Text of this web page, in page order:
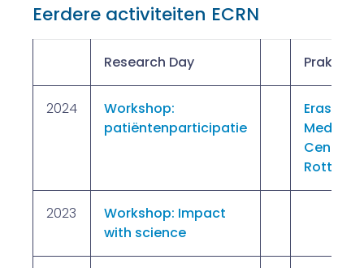
Eerdere activiteiten ECRN
Research Day
2024
Workshop:
patiëntenparticipatie
Erasmus
Medisch
2023
Workshop: Impact
with science